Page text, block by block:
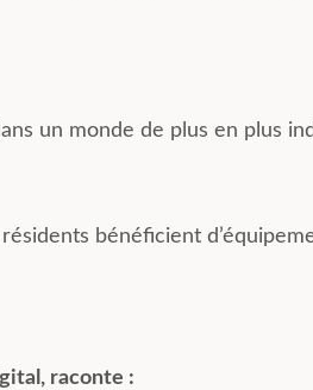
un monde de plus en plus
bénéficient
raconte :